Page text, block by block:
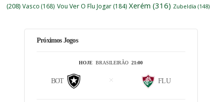
(208) Vasco (168) Vou Ver O Flu Jogar (184) Xerém (316) Zubeldía (148)
Próximos Jogos
HOJE BRASILEIRÃO21:00
BOT FLU